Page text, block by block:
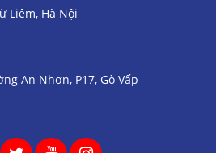
Liêm, Hà Nội
An Nhơn, P17, Gò Vấp